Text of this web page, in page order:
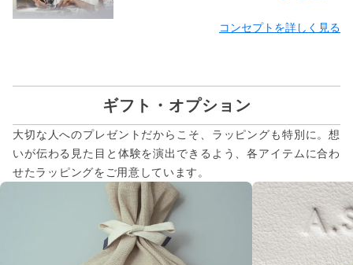
コンセプトを詳しく見る
ギフト・オプション
大切な人へのプレゼントだからこそ、ラッピングも特別に。想
いが伝わる見た目と体験を演出できるよう、各アイテムに合わ
せたラッピングをご用意しています。